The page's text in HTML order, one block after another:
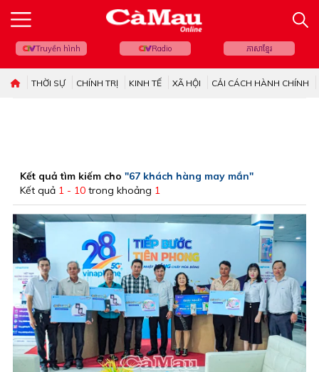
Truyền hình Radio ភាសាខ្មែរ
THỜI SỰ CHÍNH TRỊ KINH TẾ XÃ HỘI CẢI CÁCH HÀNH CHÍNH
Kết quả tìm kiếm cho "67 khách hàng may mắn"
Kết quả 1 - 10 trong khoảng 1